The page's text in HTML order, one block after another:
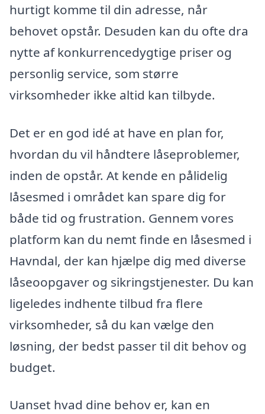
hurtigt komme til din adresse, når
behovet opstår. Desuden kan du ofte dra
nytte af konkurrencedygtige priser og
personlig service, som større
virksomheder ikke altid kan tilbyde.
Det er en god idé at have en plan for,
hvordan du vil håndtere låseproblemer,
inden de opstår. At kende en pålidelig
låsesmed i området kan spare dig for
både tid og frustration. Gennem vores
platform kan du nemt finde en låsesmed i
Havndal, der kan hjælpe dig med diverse
låseoopgaver og sikringstjenester. Du kan
ligeledes indhente tilbud fra flere
virksomheder, så du kan vælge den
løsning, der bedst passer til dit behov og
budget.
Uanset hvad dine behov er, kan en